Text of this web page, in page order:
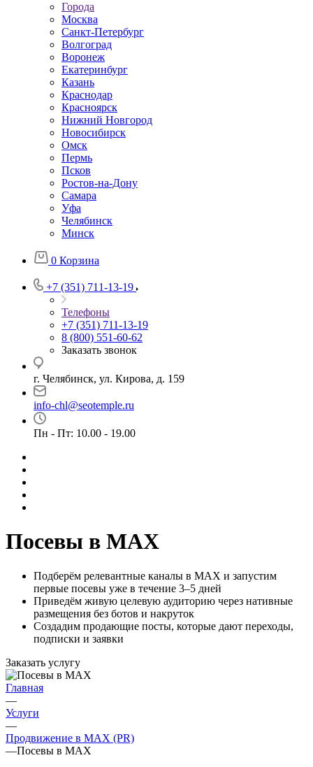
Города
Москва
Санкт-Петербург
Волгоград
Воронеж
Екатеринбург
Казань
Краснодар
Красноярск
Нижний Новгород
Новосибирск
Омск
Пермь
Псков
Ростов-на-Дону
Самара
Уфа
Челябинск
Минск
0 Корзина
+7 (351) 711-13-19
Телефоны
+7 (351) 711-13-19
8 (800) 551-60-62
Заказать звонок
г. Челябинск, ул. Кирова, д. 159
info-chl@seotemple.ru
Пн - Пт: 10.00 - 19.00
Посевы в MAX
Подберём релевантные каналы в MAX и запустим
первые посевы уже в течение 3–5 дней
Приведём живую целевую аудиторию через нативные
размещения без ботов и накруток
Создадим продающие посты, которые дают переходы,
подписки и заявки
Заказать услугу
Главная
—
Услуги
—
Продвижение в MAX (PR)
—Посевы в MAX